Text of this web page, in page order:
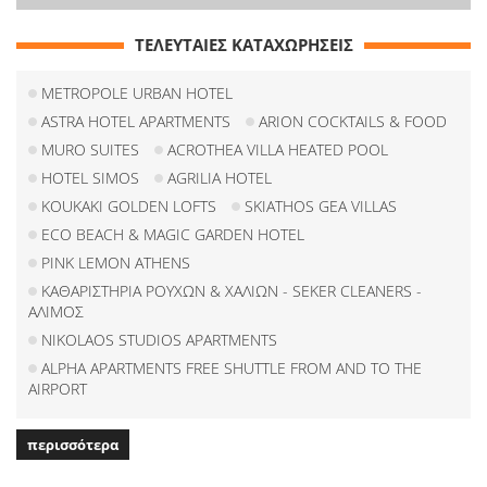
ΤΕΛΕΥΤΑΙΕΣ ΚΑΤΑΧΩΡΗΣΕΙΣ
METROPOLE URBAN HOTEL
ASTRA HOTEL APARTMENTS
ARION COCKTAILS & FOOD
MURO SUITES
ACROTHEA VILLA HEATED POOL
HOTEL SIMOS
AGRILIA HOTEL
KOUKAKI GOLDEN LOFTS
SKIATHOS GEA VILLAS
ECO BEACH & MAGIC GARDEN HOTEL
PINK LEMON ATHENS
ΚΑΘΑΡΙΣΤΗΡΙΑ ΡΟΥΧΩΝ & ΧΑΛΙΩΝ - SEKER CLEANERS -
ΑΛΙΜΟΣ
NIKOLAOS STUDIOS APARTMENTS
ALPHA APARTMENTS FREE SHUTTLE FROM AND TO THE
AIRPORT
περισσότερα